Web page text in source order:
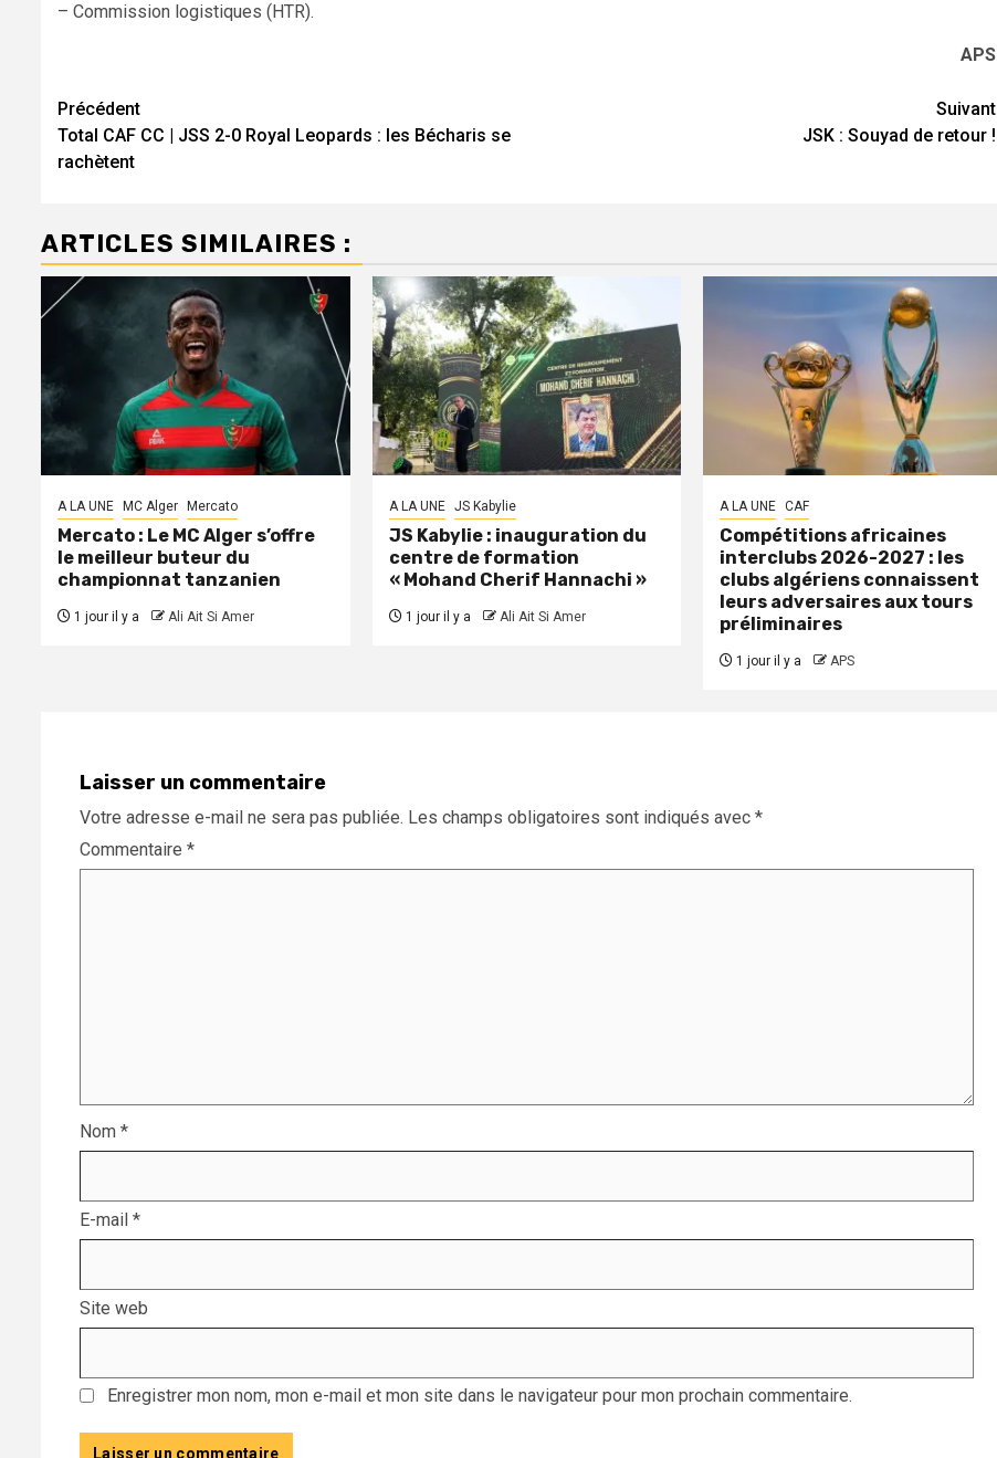
– Commission logistiques (HTR).
APS
Navigation
d’article
Précédent
Total CAF CC | JSS 2-0 Royal Leopards : les Bécharis se
rachètent
Suivant
JSK : Souyad de retour !
ARTICLES SIMILAIRES :
A LA UNE MC Alger Mercato
Mercato : Le MC Alger s’offre
le meilleur buteur du
championnat tanzanien
1 jour il y a Ali Ait Si Amer
A LA UNE JS Kabylie
JS Kabylie : inauguration du
centre de formation
« Mohand Cherif Hannachi »
1 jour il y a Ali Ait Si Amer
A LA UNE CAF
Compétitions africaines
interclubs 2026-2027 : les
clubs algériens connaissent
leurs adversaires aux tours
préliminaires
1 jour il y a APS
Laisser un commentaire
Votre adresse e-mail ne sera pas publiée. Les champs obligatoires sont indiqués avec *
Commentaire *
Nom *
E-mail *
Site web
Enregistrer mon nom, mon e-mail et mon site dans le navigateur pour mon prochain commentaire.